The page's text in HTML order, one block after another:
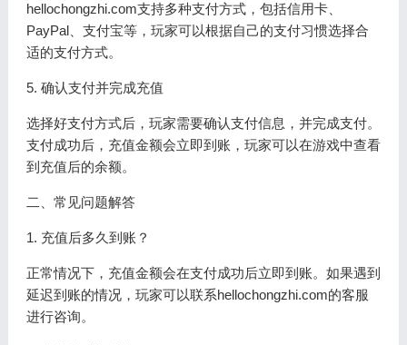
hellochongzhi.com支持多种支付方式，包括信用卡、
PayPal、支付宝等，玩家可以根据自己的支付习惯选择合
适的支付方式。
5. 确认支付并完成充值
选择好支付方式后，玩家需要确认支付信息，并完成支付。
支付成功后，充值金额会立即到账，玩家可以在游戏中查看
到充值后的余额。
二、常见问题解答
1. 充值后多久到账？
正常情况下，充值金额会在支付成功后立即到账。如果遇到
延迟到账的情况，玩家可以联系hellochongzhi.com的客服
进行咨询。